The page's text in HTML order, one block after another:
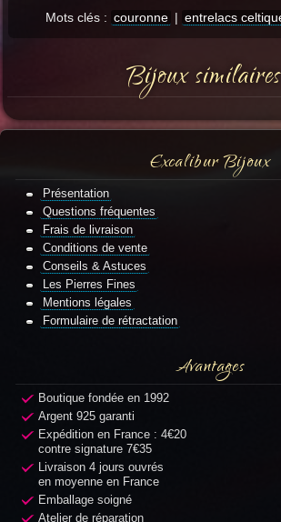
Mots clés : couronne | entrelacs
Bijoux similaires
Excalibur Bijoux
Présentation
Questions fréquentes
Frais de livraison
Conditions de vente
Conseils & Astuces
Les Pierres Fines
Mentions légales
Formulaire de rétractation
Avantages
Boutique fondée en 1992
Argent 925 garanti
Expédition en France : 4€20
contre signature 7€35
Livraison 4 jours ouvrés
en moyenne en France
Emballage soigné
Atelier de réparation